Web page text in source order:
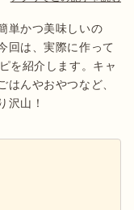
単かつ美味しいの
回は、実際に作って
を紹介します。キャ
はんやおやつなど、
沢山！